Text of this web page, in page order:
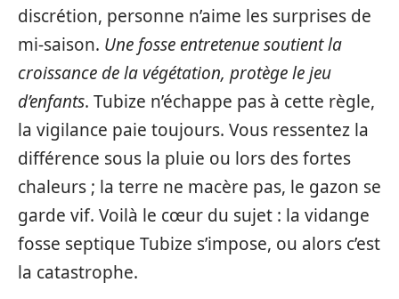
discrétion, personne n’aime les surprises de
mi-saison. Une fosse entretenue soutient la
croissance de la végétation, protège le jeu
d’enfants. Tubize n’échappe pas à cette règle,
la vigilance paie toujours. Vous ressentez la
différence sous la pluie ou lors des fortes
chaleurs ; la terre ne macère pas, le gazon se
garde vif. Voilà le cœur du sujet : la vidange
fosse septique Tubize s’impose, ou alors c’est
la catastrophe.